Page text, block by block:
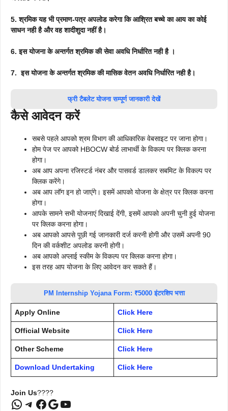
5. श्रमिक यह भी प्रमाण-पत्र अपलोड करेगा कि आश्रित बच्चे का आय का कोई
साधन नही है और वह शादीशुदा नहीं है।
6. इस योजना के अन्तर्गत श्रमिक की सेवा अवधि निर्धारित नही है ।
7. इस योजना के अन्तर्गत श्रमिक की मासिक वेतन अवधि निर्धारित नही है।
फ्री टैबलेट योजना सम्पूर्ण जानकारी देखें
कैसे आवेदन करें
सबसे पहले आपको श्रम विभाग की आधिकारिक वेबसाइट पर जाना होगा।
होम पेज पर आपको HBOCW बोर्ड लाभार्थी के विकल्प पर क्लिक करना
होगा।
अब आप अपना रजिस्टर्ड नंबर और पासवर्ड डालकर सबमिट के विकल्प पर
क्लिक करेंगे।
अब आप लॉग इन हो जाएंगे। इसमें आपको योजना के क्षेत्र पर क्लिक करना
होगा।
आपके सामने सभी योजनाएं दिखाई देंगी, इसमें आपको अपनी चुनी हुई योजना
पर क्लिक करना होगा।
अब आपको आपसे पूछी गई जानकारी दर्ज करनी होगी और उसमें अपनी 90
दिन की वर्कशीट अपलोड करनी होगी।
अब आपको अप्लाई स्कीम के विकल्प पर क्लिक करना होगा।
इस तरह आप योजना के लिए आवेदन कर सकते हैं।
PM Internship Yojana Form: ₹5000 इंटरशिप भत्ता
Apply Online Click Here
Official Website Click Here
Other Scheme Click Here
Download Undertaking Click Here
Join Us????
WhatsApp
Telegram
Facebook
Google
YouTube